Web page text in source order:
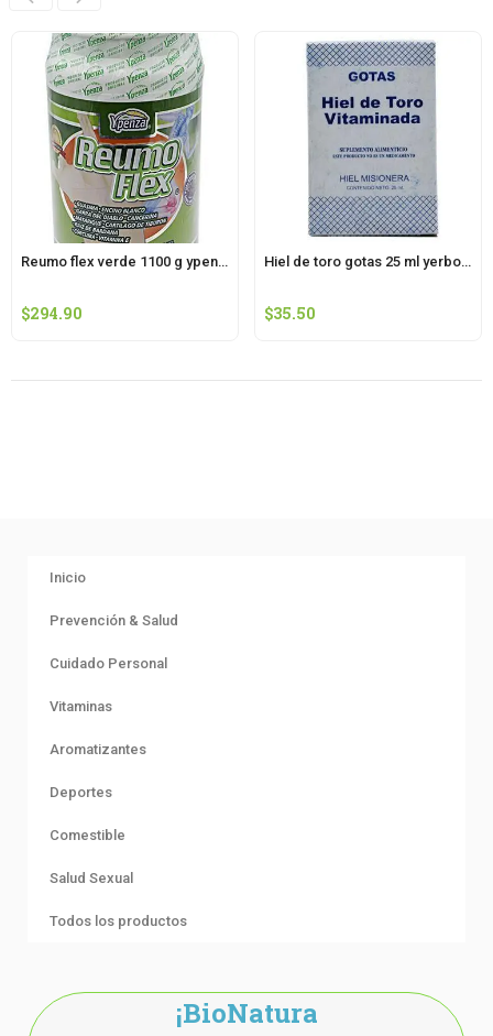
Reumo flex verde 1100 g ypenza
$294.90
Hiel de toro gotas 25 ml yerbo vital
$35.50
Inicio
Prevención & Salud
Cuidado Personal
Vitaminas
Aromatizantes
Deportes
Comestible
Salud Sexual
Todos los productos
¡BioNatura